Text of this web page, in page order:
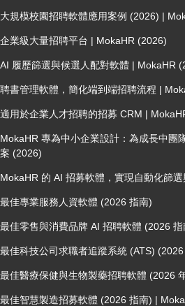
大規模校園招聘軟體應用案例 (2026) |
企業級大量招聘平台 | MokaHR (2026)
AI 履歷篩選與候選人配對軟體 | MokaHR
聘書管理軟體，簡化端到端招聘流程 |
適用於企業人才招聘的招募 CRM |
MokaHR 專為中小企業設計：為成長中團
案 (2026)
MokaHR 的 AI 招募軟體，實現自動化篩
最佳專業服務人資軟體 (2026 指南)
最佳零售與消費品牌 AI 招聘軟體 (2026 指
最佳科技公司求職者追蹤系統 (ATS)
最佳醫療保健與生物製藥招聘軟體 (2026
最佳智慧製造招募軟體 (2026 指南) |